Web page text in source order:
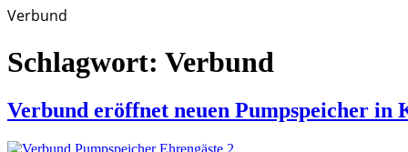
Verbund
Schlagwort: Verbund
Verbund eröffnet neuen Pumpspeicher in